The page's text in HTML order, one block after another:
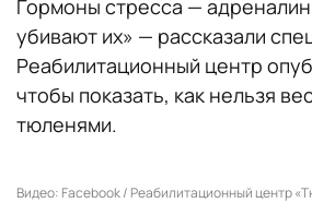
Гормоны стресса —
убивают их» — рассказали
Реабилитационный центр
чтобы показать, как нельзя
тюленями.
Видео: Facebook / Реабилитационный центр